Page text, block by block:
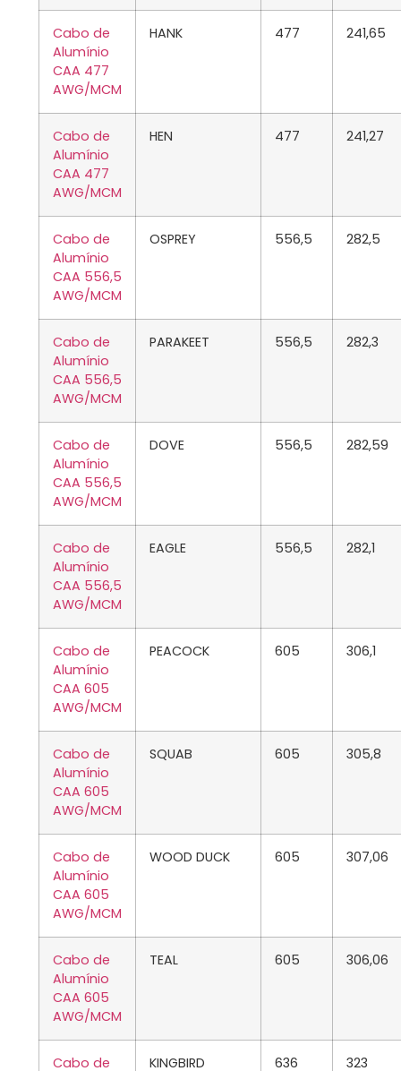
Cabo de
Alumínio
CAA 477
AWG/MCM
HANK 477 241,65
Cabo de
Alumínio
CAA 477
AWG/MCM
HEN 477 241,27
Cabo de
Alumínio
CAA 556,5
AWG/MCM
OSPREY 556,5 282,5
Cabo de
Alumínio
CAA 556,5
AWG/MCM
PARAKEET 556,5 282,3
Cabo de
Alumínio
CAA 556,5
AWG/MCM
DOVE 556,5 282,59
Cabo de
Alumínio
CAA 556,5
AWG/MCM
EAGLE 556,5 282,1
Cabo de
Alumínio
CAA 605
AWG/MCM
PEACOCK 605 306,1
Cabo de
Alumínio
CAA 605
AWG/MCM
SQUAB 605 305,8
Cabo de
Alumínio
CAA 605
AWG/MCM
WOOD DUCK 605 307,06
Cabo de
Alumínio
CAA 605
AWG/MCM
TEAL 605 306,06
Cabo de
KINGBIRD 636 323